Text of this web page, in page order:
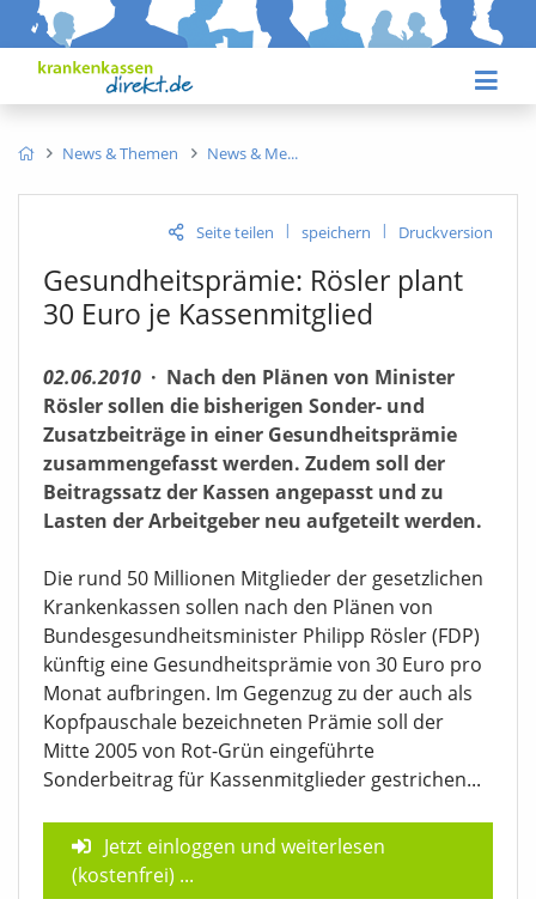
News & Themen News & Me
Seite teilen | speichern | Druckversion
Gesundheitsprämie: Rösler plant
30 Euro je Kassenmitglied
02.06.2010 · Nach den Plänen von Minister
Rösler sollen die bisherigen Sonder- und
Zusatzbeiträge in einer Gesundheitsprämie
zusammengefasst werden. Zudem soll der
Beitragssatz der Kassen angepasst und zu
Lasten der Arbeitgeber neu aufgeteilt werden.
Die rund 50 Millionen Mitglieder der gesetzlichen
Krankenkassen sollen nach den Plänen von
Bundesgesundheitsminister Philipp Rösler (FDP)
künftig eine Gesundheitsprämie von 30 Euro pro
Monat aufbringen. Im Gegenzug zu der auch als
Kopfpauschale bezeichneten Prämie soll der
Mitte 2005 von Rot-Grün eingeführte
Sonderbeitrag für Kassenmitglieder gestrichen...
Jetzt einloggen und weiterlesen
(kostenfrei) ...